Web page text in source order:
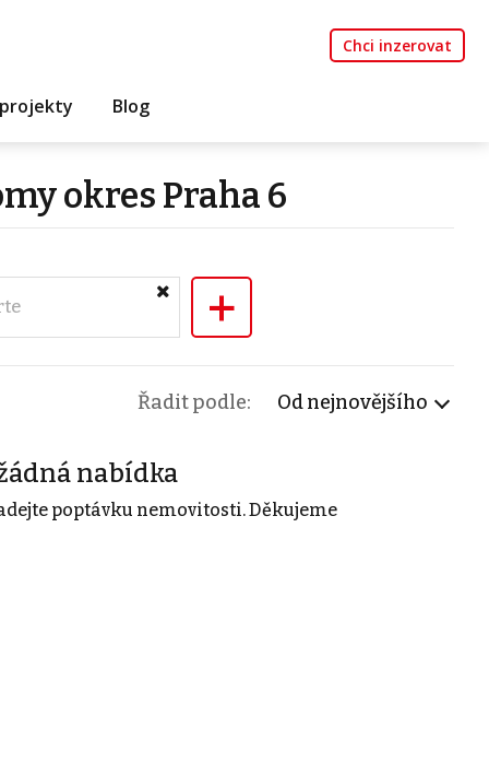
Chci inzerovat
Blog
okres Praha 6
+
Řadit podle: Od nejnovějšího
nabídka
poptávku nemovitosti. Děkujeme